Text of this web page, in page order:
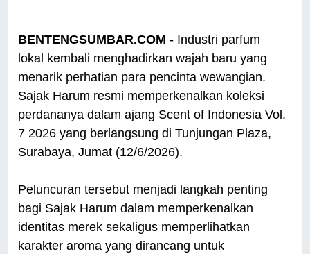
BENTENGSUMBAR.COM - Industri parfum
lokal kembali menghadirkan wajah baru yang
menarik perhatian para pencinta wewangian.
Sajak Harum resmi memperkenalkan koleksi
perdananya dalam ajang Scent of Indonesia Vol.
7 2026 yang berlangsung di Tunjungan Plaza,
Surabaya, Jumat (12/6/2026).
Peluncuran tersebut menjadi langkah penting
bagi Sajak Harum dalam memperkenalkan
identitas merek sekaligus memperlihatkan
karakter aroma yang dirancang untuk